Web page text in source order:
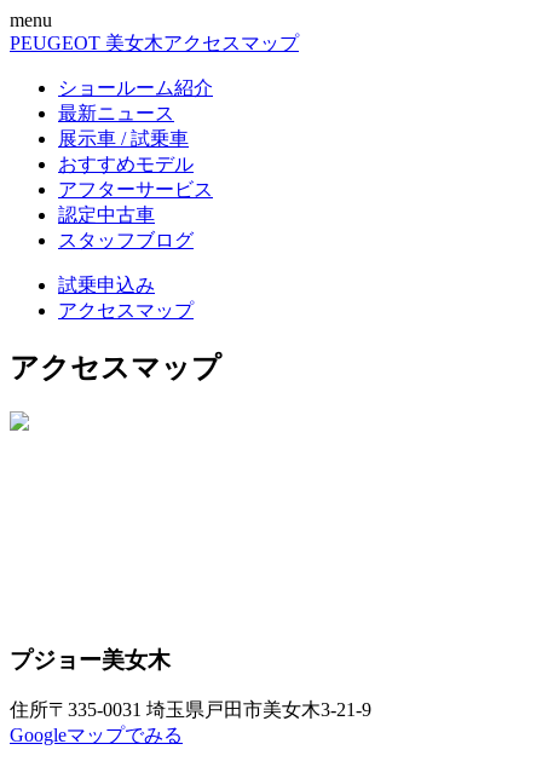
menu
PEUGEOT 美女木アクセスマップ
ショールーム紹介
最新ニュース
展示車 / 試乗車
おすすめモデル
アフターサービス
認定中古車
スタッフブログ
試乗申込み
アクセスマップ
アクセスマップ
プジョー美女木
住所〒335-0031 埼玉県戸田市美女木3-21-9
Googleマップでみる